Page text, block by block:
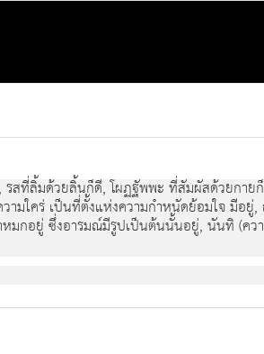
ที่ลิ้มด้วยลิ้นก็ดี, โผฏฐัพพะ ที่สัมผัสด้วยกาย
ามใคร่ เป็นที่ตั้งแห่งความกำหนัดย้อมใจ มีอ
กอยู่ ซึ่งอารมณ์มีรูปเป็นต้นนั้นอยู่, นันทิ (ควา